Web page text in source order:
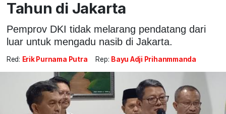
Tahun di Jakarta
Pemprov DKI tidak melarang pendatang dari
luar untuk mengadu nasib di Jakarta.
Red: Erik Purnama Putra Rep: Bayu Adji Prihanmmanda